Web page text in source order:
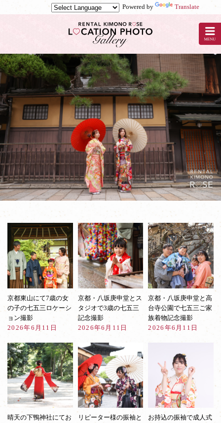
Powered by
Translate
ケ
ー
シ
ョ
ン
撮
な
ら
レ
ン
タ
ル
着
物
ー
京都東山にて7歳の女
の子の七五三ロケーシ
ョン撮影
2026年6月11日
京都・八坂庚申堂とス
タジオで3歳の七五三
記念撮影
2026年6月11日
京都・八坂庚申堂と高
台寺公園で七五三ご家
族着物記念撮影
2026年6月11日
晴天の下鴨神社にてお
リピーター様の振袖と
お持込の振袖で成人式